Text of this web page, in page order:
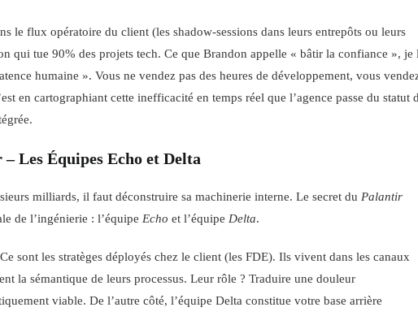
le flux opératoire du client (les shadow-sessions dans leurs entrepôts ou leurs
qui tue 90% des projets tech. Ce que Brandon appelle « bâtir la confiance », je
humaine ». Vous ne vendez pas des heures de développement, vous
en cartographiant cette inefficacité en temps réel que l’agence passe du statut
Les Équipes Echo et Delta
milliards, il faut déconstruire sa machinerie interne. Le secret du Palantir
de l’ingénierie : l’équipe Echo et l’équipe Delta.
sont les stratèges déployés chez le client (les FDE). Ils vivent dans les canaux
la sémantique de leurs processus. Leur rôle ? Traduire une douleur
viable. De l’autre côté, l’équipe Delta constitue votre base arrière